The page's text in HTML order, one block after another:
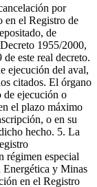
por
en el Registro de
de
1955/2000,
este real decreto.
ejecución del aval,
citados. El órgano
de ejecución o
el plazo máximo
o en su
hecho. 5. La
régimen especial
Energética y Minas
en el Registro